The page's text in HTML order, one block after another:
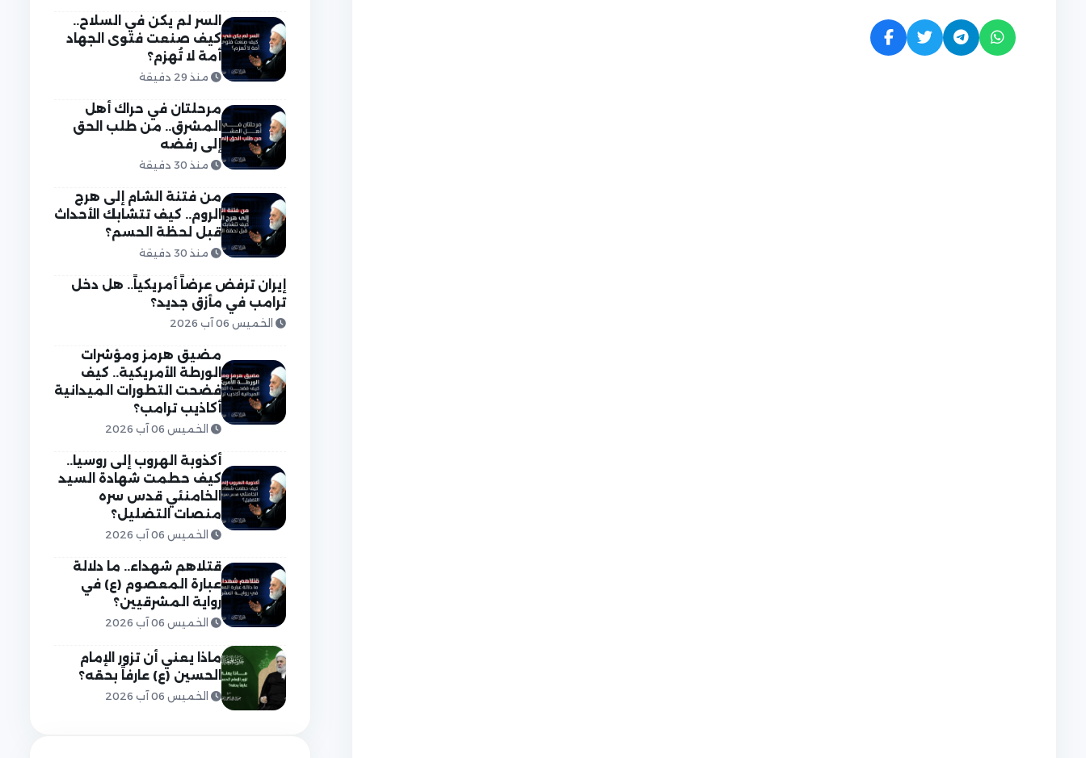
السر لم يكن في السلاح..
كيف صنعت فتوى الجهاد
أمة لا تُهزم؟
منذ 29 دقيقة
مرحلتان في حراك أهل
المشرق.. من طلب الحق
إلى رفضه
منذ 30 دقيقة
من فتنة الشام إلى هرج
الروم.. كيف تتشابك الأحداث
قبل لحظة الحسم؟
منذ 30 دقيقة
إيران ترفض عرضاً أمريكياً.. هل دخل
ترامب في مأزق جديد؟
الخميس 06 آب 2026
مضيق هرمز ومؤشرات
الورطة الأمريكية.. كيف
فضحت التطورات الميدانية
أكاذيب ترامب؟
الخميس 06 آب 2026
أكذوبة الهروب إلى روسيا..
كيف حطمت شهادة السيد
الخامنئي قدس سره
منصات التضليل؟
الخميس 06 آب 2026
قتلاهم شهداء.. ما دلالة
عبارة المعصوم (ع) في
رواية المشرقيين؟
الخميس 06 آب 2026
ماذا يعني أن تزور الإمام
الحسين (ع) عارفاً بحقه؟
الخميس 06 آب 2026